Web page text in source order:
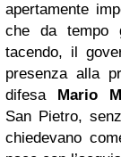
apertamente
che da tempo
tacendo, il
presenza alla
difesa Mario
San Pietro,
chiedevano